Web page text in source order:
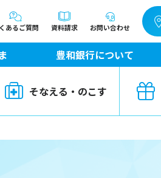
あるご質問 資料請求 お問い合わせ
豊和銀行について
そなえる・のこす